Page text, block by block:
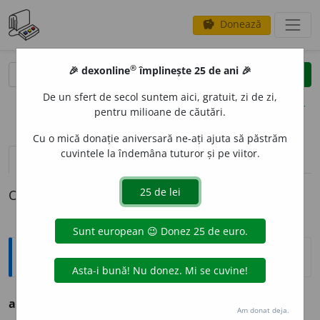
savings Donează
clear
opțiuni
definiții (1) declinări
O definiție pentru armonizabilitate
Ortografice DOOM
armonizabilit
🎉 dexonline® împlinește 25 de ani 🎉
De un sfert de secol suntem aici, gratuit, zi de zi,
pentru milioane de căutări.
Cu o mică donație aniversară ne-ați ajuta să păstrăm
cuvintele la îndemâna tuturor și pe viitor.
Am donat deja.